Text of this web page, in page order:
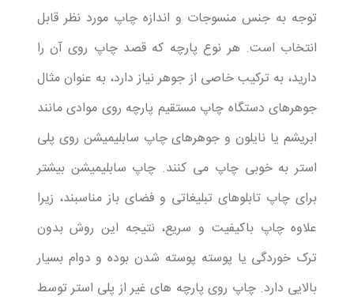
توجه به جنس منسوجات و اندازه چاپ مورد نظر قابل
انتخاب است. هر نوع پارچه که قصد چاپ روی آن را
دارید، به ترکیب خاصی از جوهر نیاز دارد، به عنوان مثال
جوهرهای دستگاه چاپ مستقیم پارچه روی موادی مانند
ابریشم یا نایلون و جوهرهای چاپ سابلیمیشن روی پلی
استر به خوبی چاپ می کنند. چاپ سابلیمیشن بیشتر
برای چاپ تابلوهای تبلیغاتی و فضای باز مناسبند، زیرا
علاوه چاپ باکیفیت و سریع، نتیجه این روش بدون
ترک خوردگی یا پوسته پوسته شدن بوده و دوام بسیار
بالایی دارد. چاپ روی پارچه های غیر از پلی استر توسط